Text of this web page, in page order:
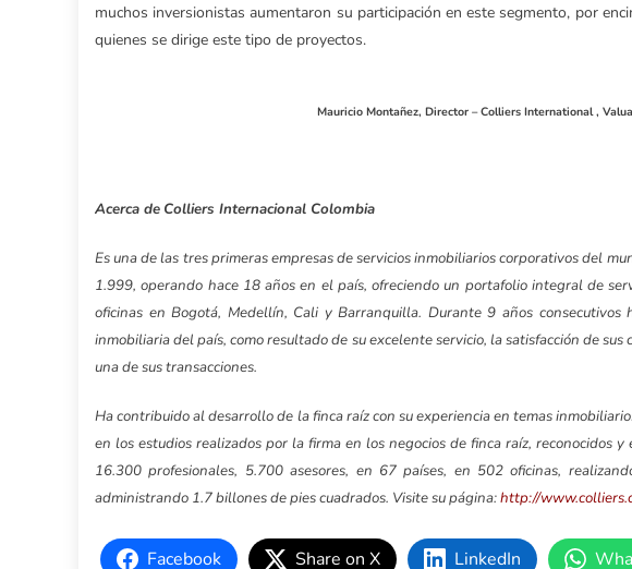
muchos inversionistas aumentaron su participación en este segmento, por
quienes se dirige este tipo de proyectos.
Mauricio Montañez, Director – Colliers International ,
Acerca de Colliers Internacional Colombia
Es una de las tres primeras empresas de servicios inmobiliarios corporativos del
1.999, operando hace 18 años en el país, ofreciendo un portafolio integral de
oficinas en Bogotá, Medellín, Cali y Barranquilla. Durante 9 años
inmobiliaria del país, como resultado de su excelente servicio, la satisfacción de
una de sus transacciones.
Ha contribuido al desarrollo de la finca raíz con su experiencia en temas
en los estudios realizados por la firma en los negocios de finca raíz, reconocidos
16.300 profesionales, 5.700 asesores, en 67 países, en 502 oficinas,
administrando 1.7 billones de pies cuadrados. Visite su página:http://
Facebook Share on X LinkedIn